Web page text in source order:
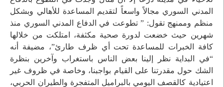
المدني السوري مجالاً واسعاً لتقديم المساعدة للأهالي وبشكل
منظم وممنهج تقول: ” تطوعت في الدفاع المدني السوري منذ
شهرين حيث خضعت لدورة صحية مكثفة، امتلكت من خلالها
كافة الخبرات للمساعدة تحت أي ظرف طارئ”، مضيفة أنه
“في البداية نظر إلينا بعض الناس باستغراب وآخرين بنظرة
الشك حول مقدرتنا على القيام بواجبنا، وخاصة في ظروف غير
اعتيادية كالقصف اليومي بالبراميل المتفجرة والطيران الحربي،